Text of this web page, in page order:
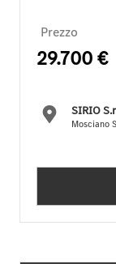
Prezzo
29.700 €
SIRIO
Mosciano